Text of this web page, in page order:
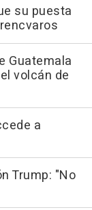
su puesta
Guatemala
volcán de
a
Trump: "No